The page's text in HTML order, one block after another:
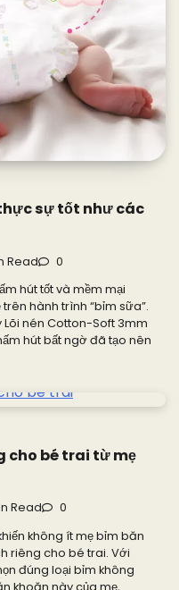
sự tốt như các
Read 0
hút tốt và mềm mại
hành trình “bỉm sữa”.
Lõi nén Cotton-Soft 3mm
hút bất ngờ đã tạo nên
cho bé trai từ mẹ
Read 0
không ít mẹ bỉm băn
riêng cho bé trai. Với
đúng loại bỉm không